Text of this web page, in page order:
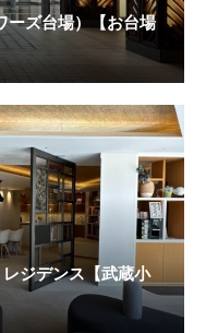
ーズ台場）【お台場
ジデンス【武蔵小